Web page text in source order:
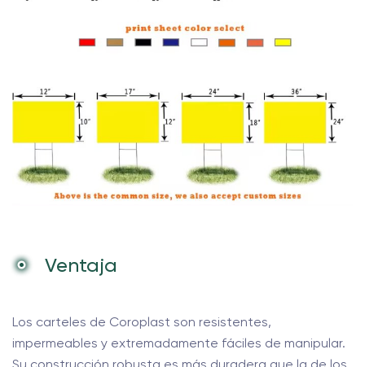
Ventaja
Los carteles de Coroplast son resistentes,
impermeables y extremadamente fáciles de manipular.
Su construcción robusta es más duradera que la de los